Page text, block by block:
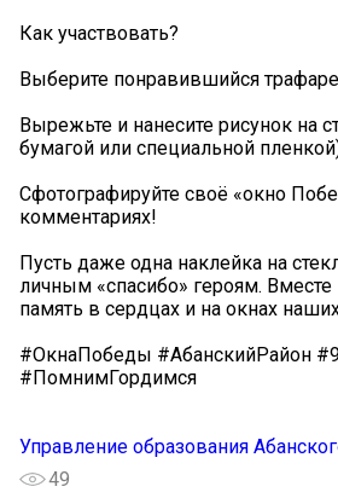
Как участвовать?
Выберите понравившийся
Вырежьте и нанесите рисунок на
бумагой или специальной
Сфотографируйте своё «окно
комментариях!
Пусть даже одна наклейка на
личным «спасибо» героям.
память в сердцах и на окнах
#ОкнаПобеды #АбанскийРайон
#ПомнимГордимся
Управление образования
49